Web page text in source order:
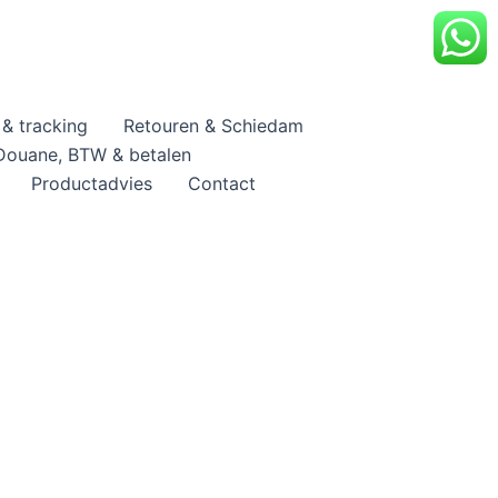
tracking
Retouren & Schiedam
BTW & betalen
Productadvies
Contact